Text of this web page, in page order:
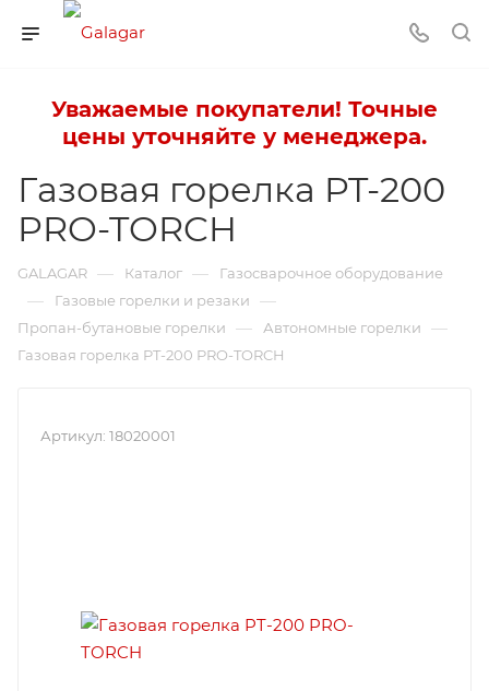
Уважаемые покупатели! Точные
цены уточняйте у менеджера.
Газовая горелка PT-200
PRO-TORCH
GALAGAR — Каталог — Газосварочное оборудование
— Газовые горелки и резаки —
Пропан-бутановые горелки — Автономные горелки —
Газовая горелка PT-200 PRO-TORCH
Артикул: 18020001